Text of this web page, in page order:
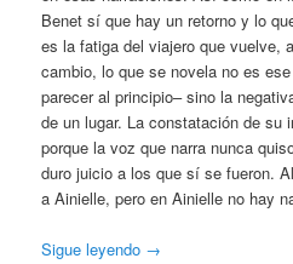
Benet sí que hay un retorno y lo
es la fatiga del viajero que vuelve,
cambio, lo que se novela no es
parecer al principio– sino la
de un lugar. La constatación de su
porque la voz que narra nunca
duro juicio a los que sí se fueron.
a Ainielle, pero en Ainielle no hay
Sigue leyendo →